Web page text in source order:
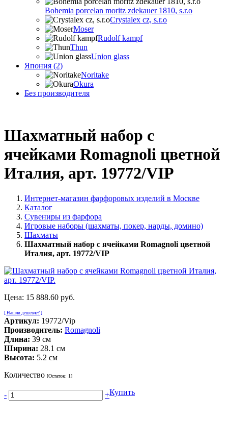
Bohemia porcelan moritz zdekauer 1810, s.r.o
Crystalex cz, s.r.o
Moser
Rudolf kampf
Thun
Union glass
Япония (2)
Noritake
Okura
Без производителя
Шахматный набор с
ячейками Romagnoli цветной
Италия, арт. 19772/VIP
Интернет-магазин фарфоровых изделий в Москве
Каталог
Сувениры из фарфора
Игровые наборы (шахматы, покер, нарды, домино)
Шахматы
Шахматный набор с ячейками Romagnoli цветной
Италия, арт. 19772/VIP
Цена: 15 888.60 руб.
[ Нашли дешевле? ]
Артикул: 19772/Vip
Производитель: Romagnoli
Длина: 39 см
Ширина: 28.1 см
Высота: 5.2 см
Количество [Остаток: 1]
- +Купить